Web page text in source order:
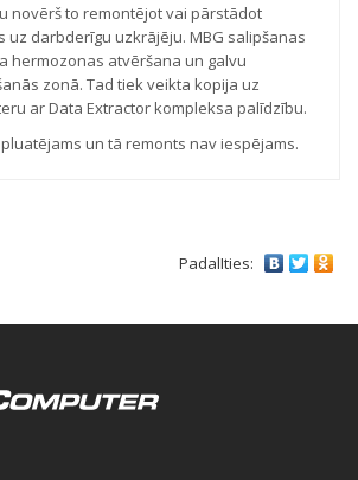
novērš to remontējot vai pārstādot
uz darbderīgu uzkrājēju. MBG salipšanas
hermozonas atvēršana un galvu
zonā. Tad tiek veikta kopija uz
ar Data Extractor kompleksa palīdzību.
un tā remonts nav iespējams.
PadalIties: